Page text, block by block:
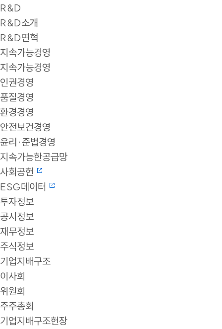
R&D
R&D소개
R&D연혁
지속가능경영
지속가능경영
인권경영
품질경영
환경경영
안전보건경영
윤리·준법경영
지속가능한공급망
사회공헌
ESG데이터
투자정보
공시정보
재무정보
주식정보
기업지배구조
이사회
위원회
주주총회
기업지배구조헌장